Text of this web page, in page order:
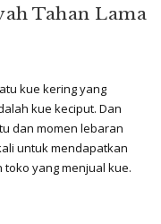
Tahan Lama
kue kering yang
kue keciput. Dan
dan momen lebaran
untuk mendapatkan
yang menjual kue.